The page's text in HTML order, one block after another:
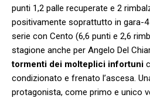
punti 1,2 palle recuperate e 2
positivamente soprattutto in gara-
serie con Cento (6,6 punti e 2,6
stagione anche per Angelo Del
tormenti dei molteplici infortuni
condizionato e frenato l’ascesa.
protagonista, come primo e unico